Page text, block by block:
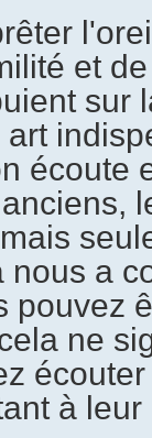
et
sur
écoute
nous a
pouvez
ne
à